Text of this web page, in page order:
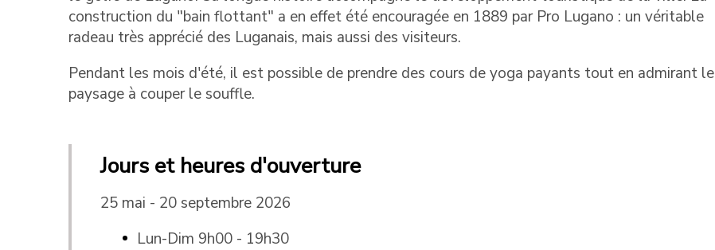
construction du "bain flottant" a en effet été encouragée en 1889 par Pro Lugano : un véritable
radeau très apprécié des Luganais, mais aussi des visiteurs.
Pendant les mois d'été, il est possible de prendre des cours de yoga payants tout en admirant le
paysage à couper le souffle.
Jours et heures d'ouverture
25 mai - 20 septembre 2026
Lun-Dim 9h00 - 19h30